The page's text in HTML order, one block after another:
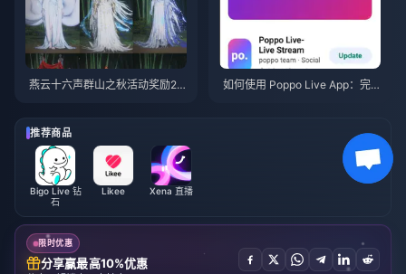
燕云十六声群山之秋活动奖励20
如何使用 Poppo Live App：完
推荐商品
Bigo Live 钻
石
Likee Xena 直播
限时优惠
分享赢最高10%优惠